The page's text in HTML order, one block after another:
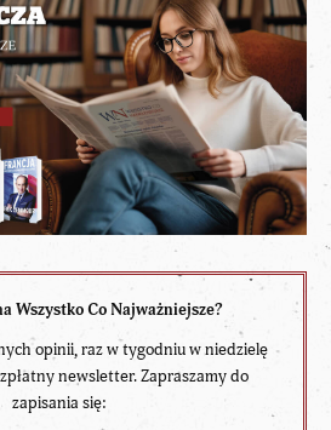
Wszystko Co Najważniejsze?
opinii, raz w tygodniu w niedzielę
newsletter. Zapraszamy do
zapisania się: